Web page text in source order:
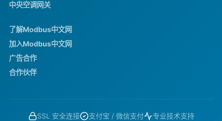
中央空调网关
了解Modbus中文网
加入Modbus中文网
广告合作
合作伙伴
SSL 安全连接 支付宝 / 微信支付
专业技术支持